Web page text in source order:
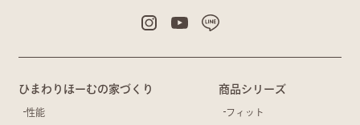
ひまわりほーむの家づくり
性能
商品シリーズ
フィット